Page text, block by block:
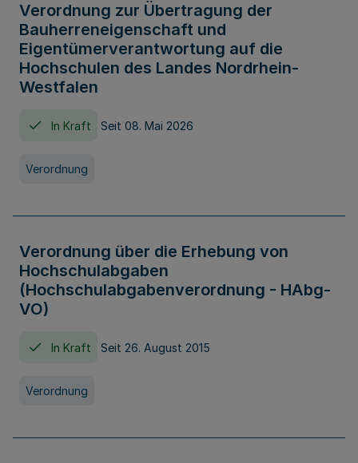
Verordnung zur Übertragung der
Bauherreneigenschaft und
Eigentümerverantwortung auf die
Hochschulen des Landes Nordrhein-
Westfalen
In Kraft Seit 08. Mai 2026
Verordnung
Verordnung über die Erhebung von
Hochschulabgaben
(Hochschulabgabenverordnung - HAbg-
VO)
In Kraft Seit 26. August 2015
Verordnung